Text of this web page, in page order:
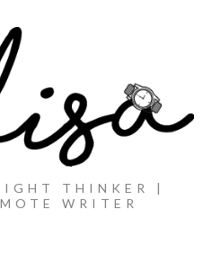
THINKER |
WRITER